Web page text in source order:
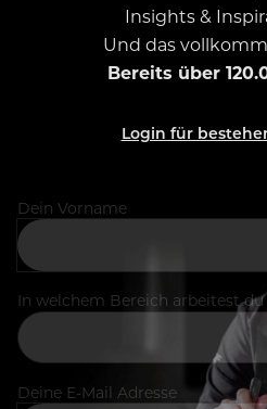
Insights &
Und das
Bereits über
Login für
Dein Vorname
In welchem Bereich arbeitest du
Deine E-Mail Adresse